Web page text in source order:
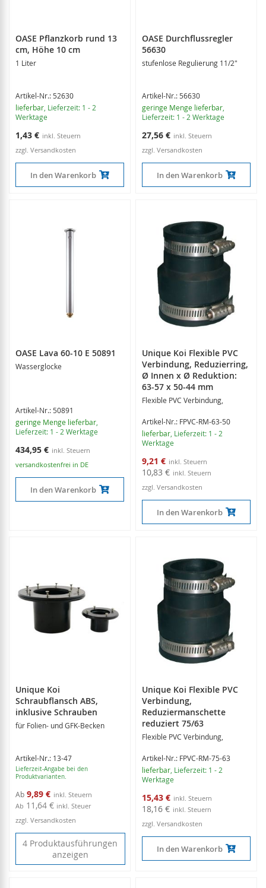
OASE Pflanzkorb rund 13
cm, Höhe 10 cm
1 Liter
Artikel-Nr.: 52630
lieferbar , Lieferzeit: 1 - 2
Werktage
1,43 €
zzgl. Versandkosten
In den Warenkorb
OASE Durchflussregler
56630
stufenlose Regulierung 11/2"
Artikel-Nr.: 56630
geringe Menge lieferbar
Lieferzeit: 1 - 2 Werktage
27,56 €
zzgl. Versandkosten
In den Warenkorb
OASE Lava 60-10 E 50891
Wasserglocke
Artikel-Nr.: 50891
geringe Menge lieferbar
Lieferzeit: 1 - 2 Werktage
434,95 €
versandkostenfrei in DE
In den Warenkorb
Unique Koi Flexible PVC
Verbindung, Reduzierring,
Ø Innen x Ø Reduktion:
63-57 x 50-44 mm
Flexible PVC Verbindung,
Artikel-Nr.: FPVC-RM-63-50
lieferbar , Lieferzeit: 1 - 2
Werktage
Sonderangebot
9,21 €
10,83 €
zzgl. Versandkosten
In den Warenkorb
Unique Koi
Schraubflansch ABS,
inklusive Schrauben
für Folien- und GFK-Becken
Artikel-Nr.: 13-47
Lieferzeit-Angabe bei den
Produktvarianten.
Ab 9,89 €
Ab 11,64 € inkl. Steuer
zzgl. Versandkosten
4 Produktausführungen
anzeigen
Unique Koi Flexible PVC
Verbindung,
Reduziermanschette
reduziert 75/63
Flexible PVC Verbindung,
Artikel-Nr.: FPVC-RM-75-63
lieferbar , Lieferzeit: 1 - 2
Werktage
Sonderangebot
15,43 €
18,16 €
zzgl. Versandkosten
In den Warenkorb